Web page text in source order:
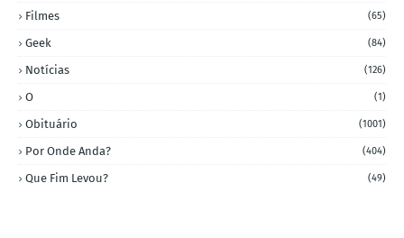
Filmes (65)
Geek (84)
Notícias (126)
O (1)
Obituário (1001)
Por Onde Anda? (404)
Que Fim Levou? (49)